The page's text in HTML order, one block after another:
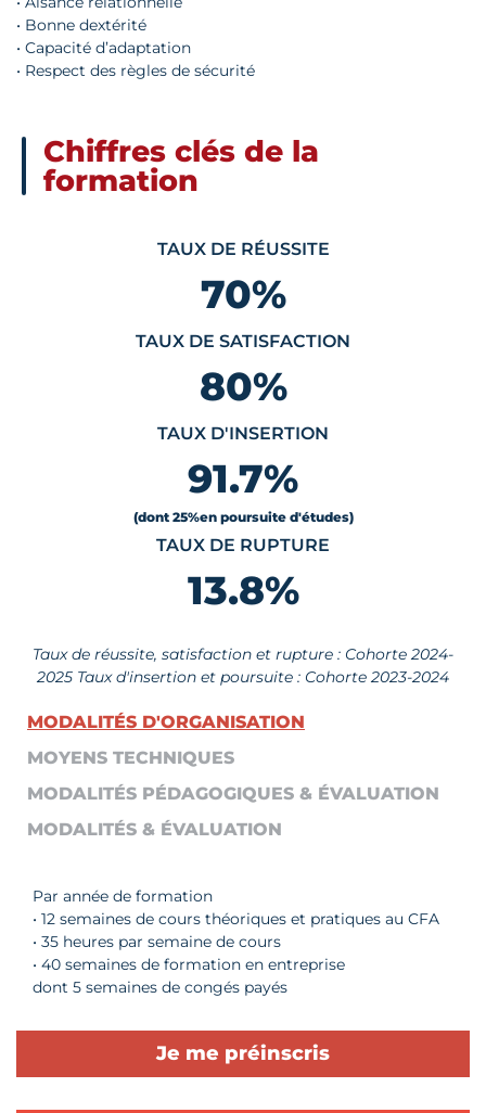
• Bonne dextérité
• Capacité d’adaptation
• Respect des règles de sécurité
Chiffres clés de la
formation
TAUX DE RÉUSSITE
70%
TAUX DE SATISFACTION
80%
TAUX D'INSERTION
91.7%
(dont 25%en poursuite d'études)
TAUX DE RUPTURE
13.8%
Taux de réussite, satisfaction et rupture : Cohorte 2024-
2025 Taux d'insertion et poursuite : Cohorte 2023-2024
MODALITÉS D'ORGANISATION
MOYENS TECHNIQUES
MODALITÉS PÉDAGOGIQUES & ÉVALUATION
MODALITÉS & ÉVALUATION
Par année de formation
• 12 semaines de cours théoriques et pratiques au CFA
• 35 heures par semaine de cours
• 40 semaines de formation en entreprise
dont 5 semaines de congés payés
Je me préinscris